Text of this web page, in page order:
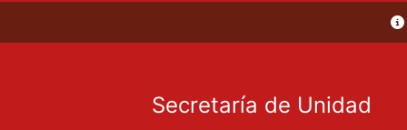
Secretaría de Unidad